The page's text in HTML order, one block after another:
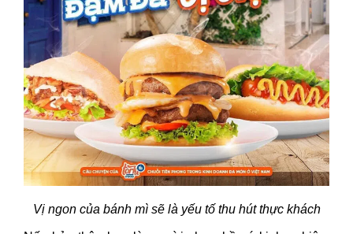
Vị ngon của bánh mì sẽ là yếu tố thu hút thực khách